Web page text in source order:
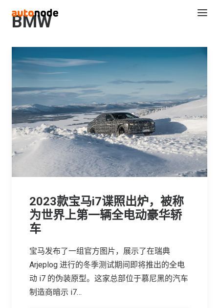
Search
BMW
2023款宝马i7谍照出炉，被称
为世界上第一辆全电动豪华轿
车
宝马发布了一组官方图片，展示了在瑞典
Arjeplog 进行的冬季测试期间即将推出的全电
动 i7 的伪装原型。这家总部位于慕尼黑的汽车
制造商暗示 i7…